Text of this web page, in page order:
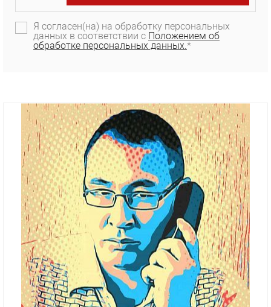
Я согласен(на) на обработку персональных
данных в соответствии с Положением об
обработке персональных данных.*